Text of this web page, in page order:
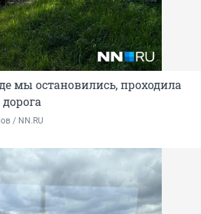
мы остановились, проходила
/ NN.RU